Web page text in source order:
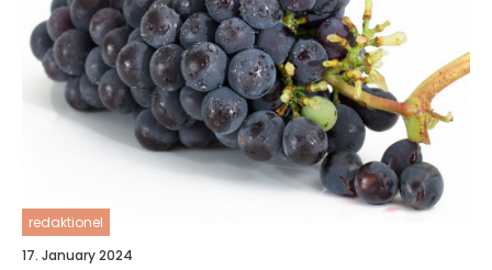
redaktionel
17. January 2024